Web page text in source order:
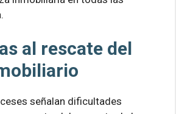
al rescate del
señalan dificultades